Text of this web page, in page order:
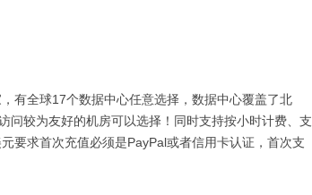
有全球17个数据中心任意选择，数据中心覆盖了北
问较为友好的机房可以选择！同时支持按小时计费、支
要求首次充值必须是PayPal或者信用卡认证，首次支